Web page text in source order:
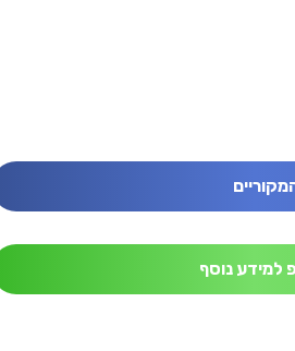
למידע נוסף